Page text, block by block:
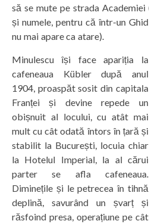
să se mute pe strada
și numele, pentru că într-un
nu mai apare ca atare).
Minulescu își face apariția la
cafeneaua Kübler după anul
1904, proaspăt sosit din capitala
Franței și devine repede un
obișnuit al locului, cu atât mai
mult cu cât odată întors în țară și
stabilit la București, locuia chiar
la Hotelul Imperial, la al cărui
parter se afla cafeneaua.
Diminețile și le petrecea în tihnă
deplină, savurând un șvarț și
răsfoind presa, operațiune pe cât